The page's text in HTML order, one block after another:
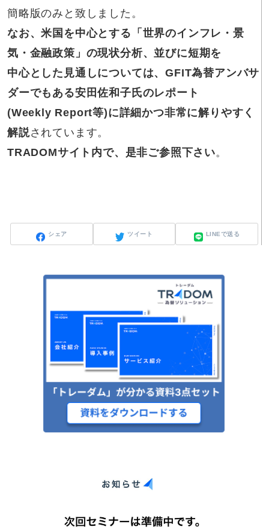
簡略版のみと致しました。
なお、米国を中心とする「世界のインフレ・景
気・金融政策」の現状分析、並びに短期を
中心とした見通しについては、GFIT為替アンバサ
ダーでもある安田佐和子氏のレポート
(Weekly Report等)に詳細かつ非常に解りやすく
解説されています。
TRADOMサイト内で、是非ご参照下さい。
シェア ツイート LINEで送る